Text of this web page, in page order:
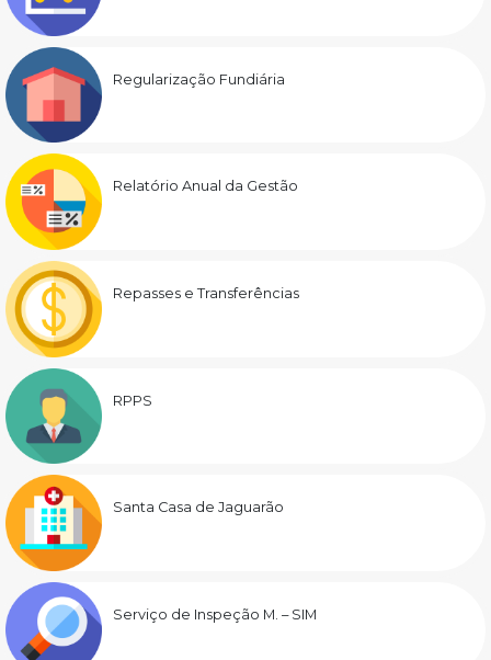
Regularização Fundiária
Relatório Anual da Gestão
Repasses e Transferências
RPPS
Santa Casa de Jaguarão
Serviço de Inspeção M. – SIM